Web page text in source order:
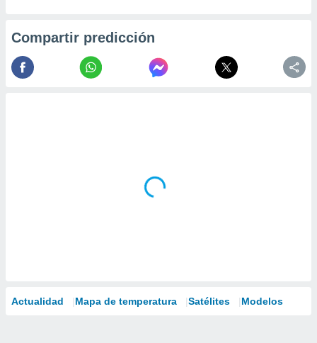
Compartir predicción
Actualidad Mapa de temperatura Satélites Modelos